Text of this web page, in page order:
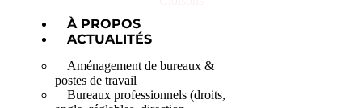
À PROPOS
ACTUALITÉS
Aménagement de bureaux &
postes de travail
Bureaux professionnels (droits,